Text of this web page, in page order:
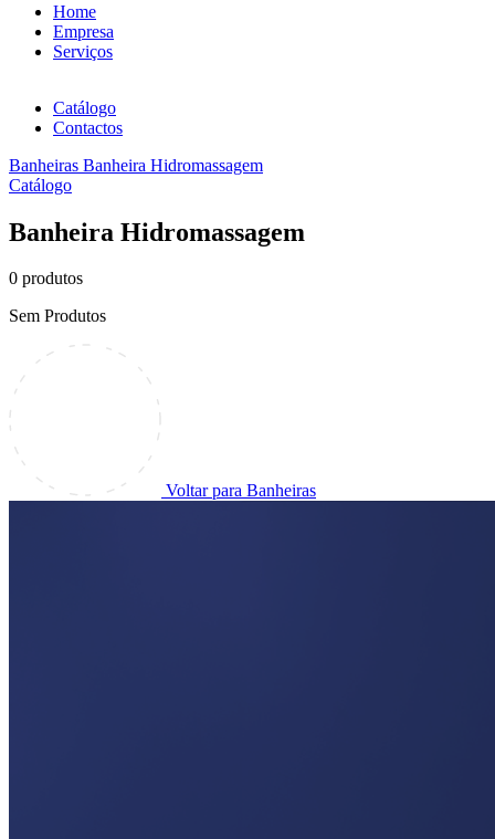
Home
Empresa
Serviços
Catálogo
Contactos
Banheiras Banheira Hidromassagem
Catálogo
Banheira Hidromassagem
0 produtos
Sem Produtos
Voltar para Banheiras